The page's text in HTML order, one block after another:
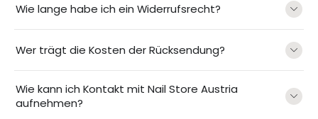
Wie lange habe ich ein Widerrufsrecht?
Wer trägt die Kosten der Rücksendung?
Wie kann ich Kontakt mit Nail Store Austria
aufnehmen?